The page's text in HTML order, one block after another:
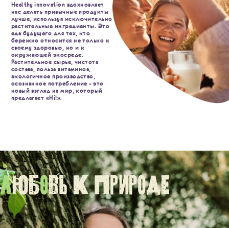
Healthy innovation вдохновляет
нас делать привычные продукты
лучше, используя исключительно
растительные ингредиенты. Это
еда будущего для тех, кто
бережно относится не только к
своему здоровью, но и к
окружающей экосреде.
Растительное сырье, чистота
состава, польза витаминов,
экологичное производство,
осознанное потребление - это
новый взгляд на мир, который
предлагает «Hi!».
Любовь к природе